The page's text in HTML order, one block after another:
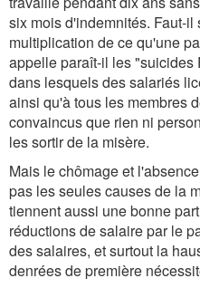
six mois d'indemnités. Faut-
multiplication de ce qu'une
appelle paraît-il les
dans lesquels des salariés
ainsi qu'à tous les membres
convaincus que rien ni
les sortir de la misère.
Mais le chômage et
pas les seules causes de la
tiennent aussi une bonne
réductions de salaire par le
des salaires, et surtout la
denrées de première